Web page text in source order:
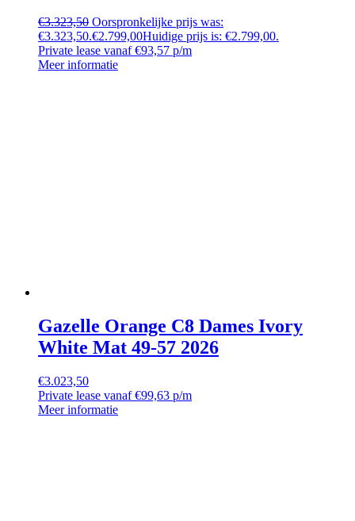
€3.323,50 Oorspronkelijke prijs was:
€3.323,50.€2.799,00Huidige prijs is: €2.799,00.
Private lease vanaf €93,57 p/m
Meer informatie
Gazelle Orange C8 Dames Ivory
White Mat 49-57 2026
€3.023,50
Private lease vanaf €99,63 p/m
Meer informatie